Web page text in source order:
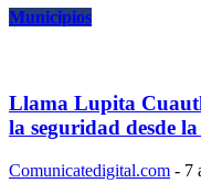
Municipios
Llama Lupita
la seguridad desde
Comunicatedigital.com - 7